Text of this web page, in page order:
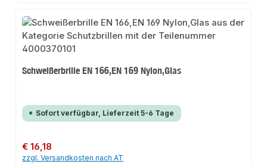
Schweißerbrille EN 166,EN 169 Nylon,Glas
Sofort verfügbar, Lieferzeit 5-6 Tage
Regulärer Preis:
€ 16,18
zzgl. Versandkosten nach AT